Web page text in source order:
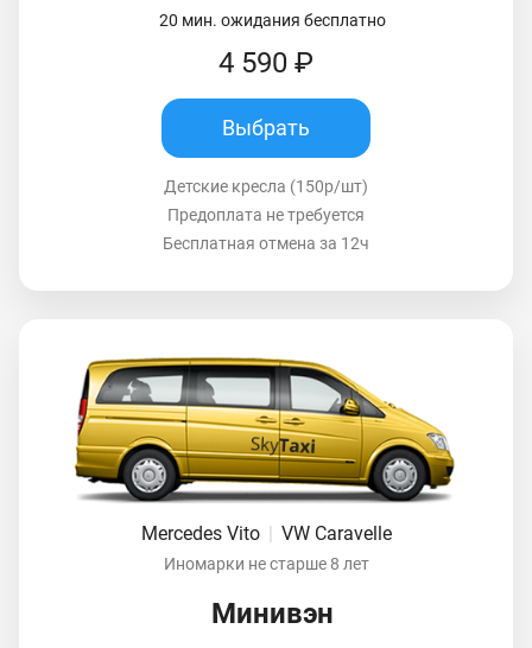
20 мин. ожидания бесплатно
4 590 ₽
Выбрать
Детские кресла (150р/шт)
Предоплата не требуется
Бесплатная отмена за 12ч
Mercedes Vito VW Caravelle
Иномарки не старше 8 лет
Минивэн